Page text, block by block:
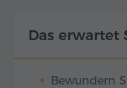
Das erwartet
Bewundern